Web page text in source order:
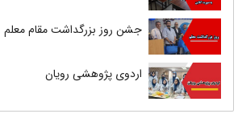
جشن روز بزرگداشت مقام معلم
اردوی پژوهشی رویان